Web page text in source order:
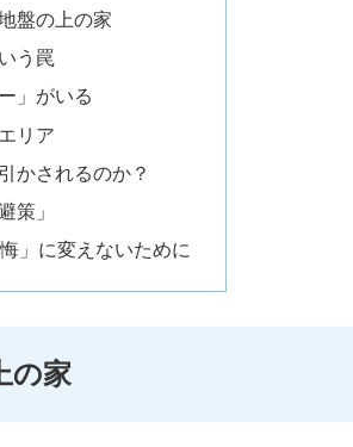
盤の上の家
う罠
」がいる
リア
かされるのか？
策」
」に変えないために
の家